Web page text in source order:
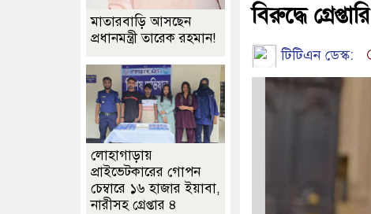
বিরুদ্ধে
টিটিএন ডেস্ক:
মাতারবাড়ি আসছেন
প্রধানমন্ত্রী তারেক রহমান!
লোহাগাড়ায়
প্রাইভেটকারের গোপন
চেম্বারে ১৬ হাজার ইয়াবা,
নারীসহ গ্রেপ্তার ৪